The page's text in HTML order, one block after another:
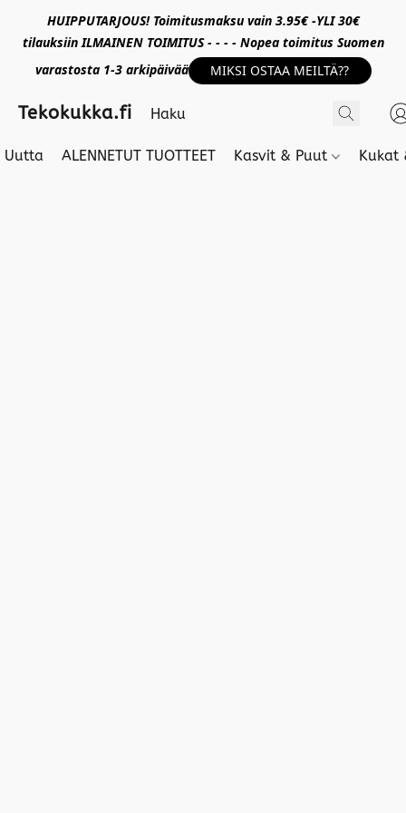
HUIPPUTARJOUS! Toimitusmaksu vain 3.95€ -YLI 30€
tilauksiin ILMAINEN TOIMITUS - - - - Nopea toimitus Suomen
varastosta 1-3 arkipäivää
MIKSI OSTAA MEILTÄ??
Tekokukka.fi
Uutta ALENNETUT TUOTTEET Kasvit & Puut Kukat